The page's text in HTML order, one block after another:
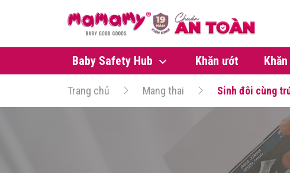
Baby Safety Hub Khăn ướt
Trang chủ Mang thai Sinh đôi cùng